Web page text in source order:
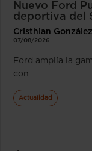
Nuevo Ford
deportiva del
Cristhian González
07/08/2026
Ford amplía la
con
Actualidad